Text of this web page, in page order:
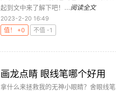
起到文中来了解下吧！...阅读全文
2023-2-20 16:49
值！ +0
不值 -1
画龙点睛 眼线笔哪个好用
拿什么来拯救我的无神小眼睛？舍眼线